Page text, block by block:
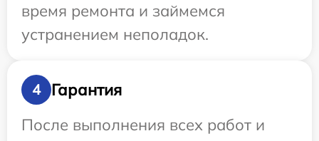
время ремонта и займемся
устранением неполадок.
4
Гарантия
После выполнения всех работ и